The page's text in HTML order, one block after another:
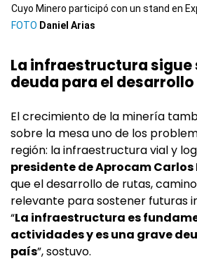
Cuyo Minero participó con un stand en
Daniel Arias
La infraestructura sigue
deuda para el
El crecimiento de la minería
sobre la mesa uno de los
región: la infraestructura vial y
presidente de Aprocam Carlos
que el desarrollo de rutas,
relevante para sostener futuras
“La infraestructura es
actividades y es una grave
país”, sostuvo.